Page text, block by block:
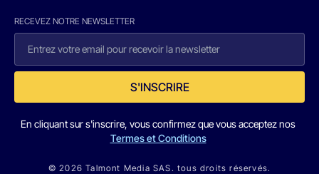
RECEVEZ NOTRE NEWSLETTER
S'INSCRIRE
En cliquant sur s'inscrire, vous confirmez que vous acceptez nos
Termes et Conditions
© 2026 Talmont Media SAS. tous droits réservés.